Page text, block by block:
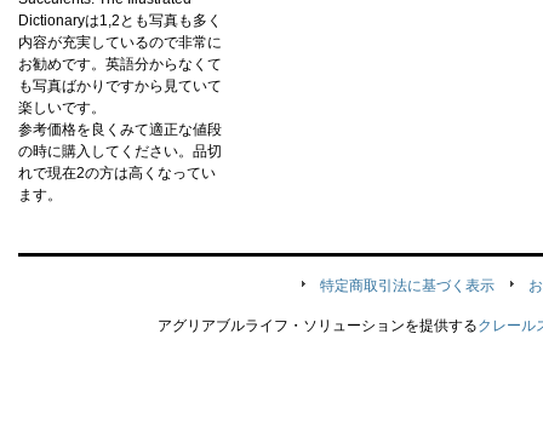
Dictionaryは1,2とも写真も多く
内容が充実しているので非常に
お勧めです。英語分からなくて
も写真ばかりですから見ていて
楽しいです。
参考価格を良くみて適正な値段
の時に購入してください。品切
れで現在2の方は高くなってい
ます。
特定商取引法に基づく表示
アグリアブルライフ・ソリューションを提供するクレール